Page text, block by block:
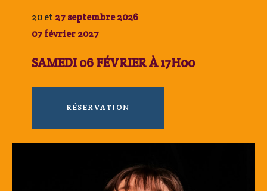
20 et 27 septembre 2026
07 février 2027
SAMEDI 06 FÉVRIER À 17H00
RÉSERVATION